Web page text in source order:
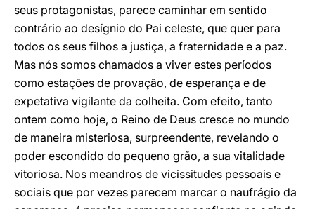
seus protagonistas, parece caminhar em sentido
contrário ao desígnio do Pai celeste, que quer para
todos os seus filhos a justiça, a fraternidade e a paz.
Mas nós somos chamados a viver estes períodos
como estações de provação, de esperança e de
expetativa vigilante da colheita. Com efeito, tanto
ontem como hoje, o Reino de Deus cresce no mundo
de maneira misteriosa, surpreendente, revelando o
poder escondido do pequeno grão, a sua vitalidade
vitoriosa. Nos meandros de vicissitudes pessoais e
sociais que por vezes parecem marcar o naufrágio da